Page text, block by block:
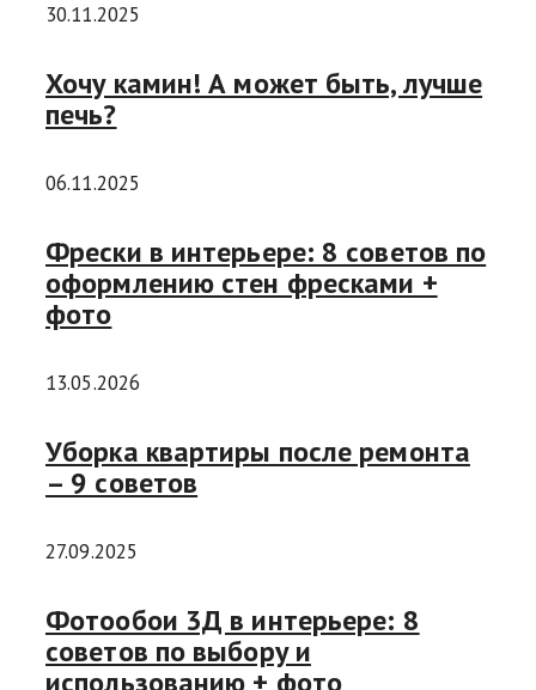
30.11.2025
Хочу камин! А может быть, лучше
печь?
06.11.2025
Фрески в интерьере: 8 советов по
оформлению стен фресками +
фото
13.05.2026
Уборка квартиры после ремонта
– 9 советов
27.09.2025
Фотообои 3Д в интерьере: 8
советов по выбору и
использованию + фото